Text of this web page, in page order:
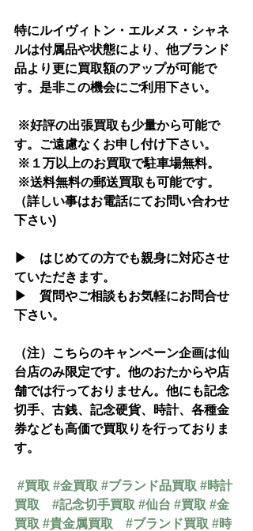
特にルイヴィトン・エルメス・シャネ
ルは付属品や状態により、他ブランド
品より更に買取額のアップが可能で
す。是非この機会にご利用下さい。
※好評の出張買取も少量から可能で
す。ご遠慮なくお申し付け下さい。
※１万以上のお買取で駐車場無料。
※送料無料の郵送買取も可能です。
（詳しい事はお電話にてお問い合わせ
下さい)
▶　はじめての方でも親身に対応させ
ていただきます。
▶　質問やご相談もお気軽にお問合せ
下さい。
（注）こちらのキャンペーン企画は仙
台店のみ限定です。他のおたからや店
舗では行っておりません。他にも記念
切手、古銭、記念硬貨、時計、各種金
券なども高価で買取りを行っておりま
す。
#買取 #金買取 #ブランド品買取 #時計
買取
#記念切手買取 #仙台 #買取 #金
買取 #貴金属買取 #ブランド買取 #時